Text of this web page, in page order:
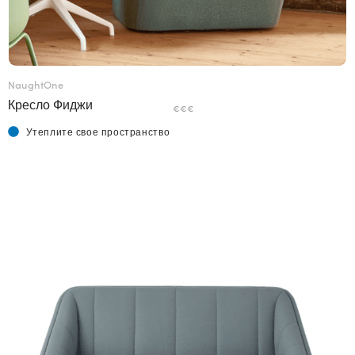
NaughtOne
Кресло Фиджи €€€
Утеплите свое пространство